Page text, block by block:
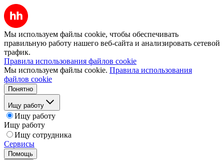
Мы используем файлы cookie, чтобы обеспечивать
правильную работу нашего веб-сайта и анализировать сетевой
трафик.
Правила использования файлов cookie
Мы используем файлы cookie. Правила использования
файлов cookie
Понятно
Ищу работу
Ищу работу
Ищу работу
Ищу сотрудника
Сервисы
Помощь